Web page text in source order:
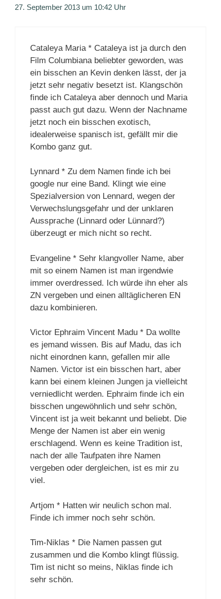
27. September 2013 um 10:42 Uhr
Cataleya Maria * Cataleya ist ja durch den
Film Columbiana beliebter geworden, was
ein bisschen an Kevin denken lässt, der ja
jetzt sehr negativ besetzt ist. Klangschön
finde ich Cataleya aber dennoch und Maria
passt auch gut dazu. Wenn der Nachname
jetzt noch ein bisschen exotisch,
idealerweise spanisch ist, gefällt mir die
Kombo ganz gut.
Lynnard * Zu dem Namen finde ich bei
google nur eine Band. Klingt wie eine
Spezialversion von Lennard, wegen der
Verwechslungsgefahr und der unklaren
Aussprache (Linnard oder Lünnard?)
überzeugt er mich nicht so recht.
Evangeline * Sehr klangvoller Name, aber
mit so einem Namen ist man irgendwie
immer overdressed. Ich würde ihn eher als
ZN vergeben und einen alltäglicheren EN
dazu kombinieren.
Victor Ephraim Vincent Madu * Da wollte
es jemand wissen. Bis auf Madu, das ich
nicht einordnen kann, gefallen mir alle
Namen. Victor ist ein bisschen hart, aber
kann bei einem kleinen Jungen ja vielleicht
verniedlicht werden. Ephraim finde ich ein
bisschen ungewöhnlich und sehr schön,
Vincent ist ja weit bekannt und beliebt. Die
Menge der Namen ist aber ein wenig
erschlagend. Wenn es keine Tradition ist,
nach der alle Taufpaten ihre Namen
vergeben oder dergleichen, ist es mir zu
viel.
Artjom * Hatten wir neulich schon mal.
Finde ich immer noch sehr schön.
Tim-Niklas * Die Namen passen gut
zusammen und die Kombo klingt flüssig.
Tim ist nicht so meins, Niklas finde ich
sehr schön.